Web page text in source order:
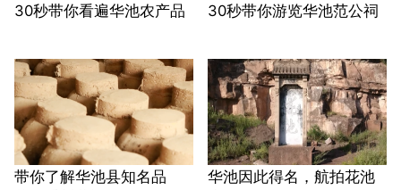
30秒带你看遍华池农产品 30秒带你游览华池范公祠
带你了解华池县知名品
华池因此得名，航拍花池